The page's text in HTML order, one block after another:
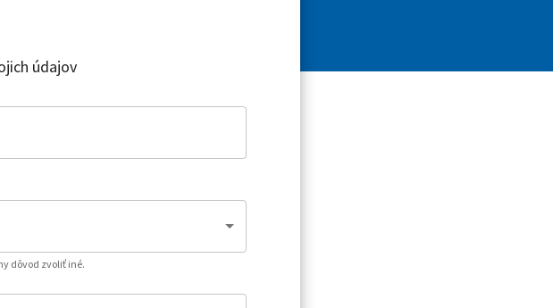
údajov
dôvod zvoliť iné.